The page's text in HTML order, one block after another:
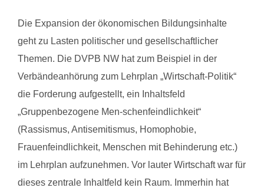
Die Expansion der ökonomischen Bildungsinhalte
geht zu Lasten politischer und gesellschaftlicher
Themen. Die DVPB NW hat zum Beispiel in der
Verbändeanhörung zum Lehrplan „Wirtschaft-Politik“
die Forderung aufgestellt, ein Inhaltsfeld
„Gruppenbezogene Men-schenfeindlichkeit“
(Rassismus, Antisemitismus, Homophobie,
Frauenfeindlichkeit, Menschen mit Behinderung etc.)
im Lehrplan aufzunehmen. Vor lauter Wirtschaft war für
dieses zentrale Inhaltfeld kein Raum. Immerhin hat